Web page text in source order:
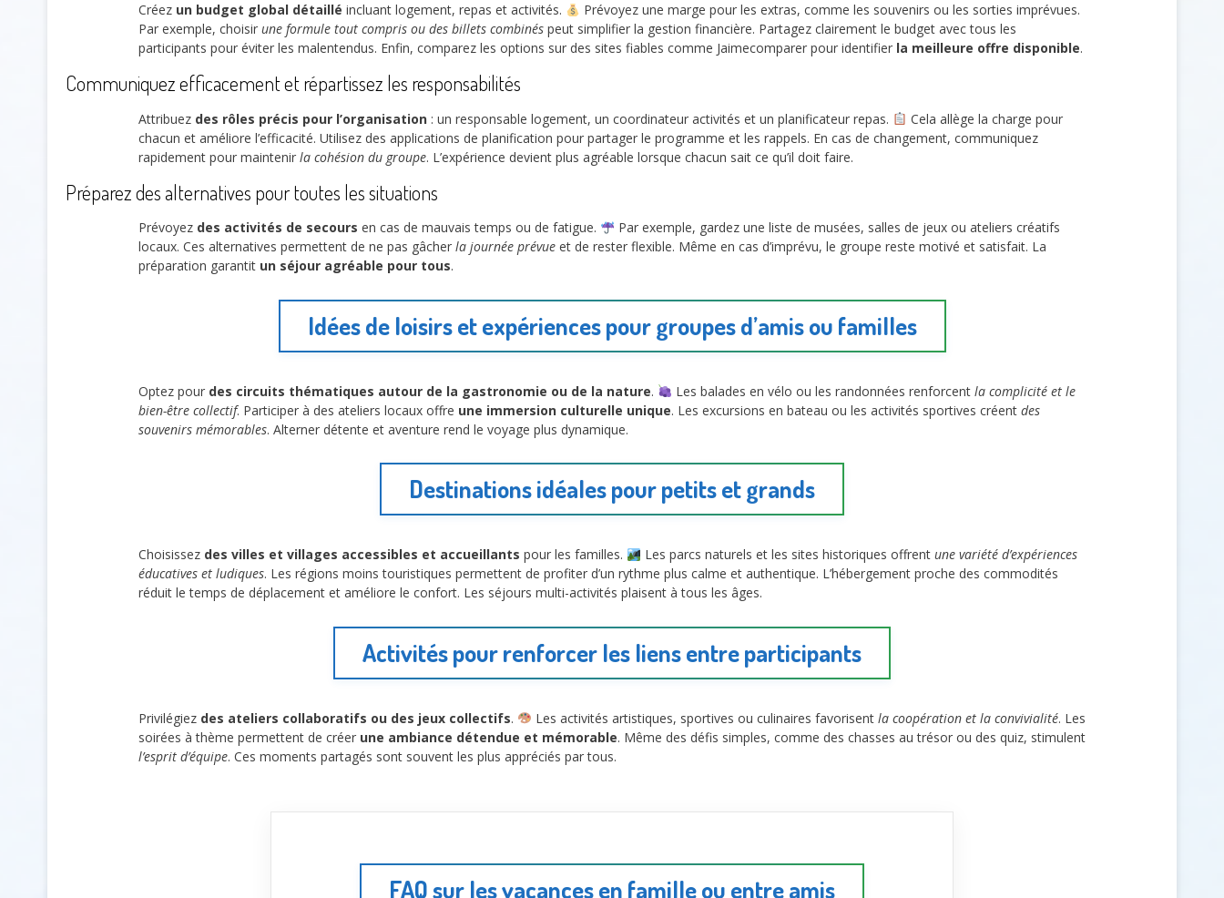
Créez un budget global détaillé incluant logement, repas et activités.
Prévoyez une marge pour les extras, comme les souvenirs ou les sorties imprévues.
Par exemple, choisir une formule tout compris ou des billets combinés peut simplifier la gestion financière. Partagez clairement le budget avec tous les
participants pour éviter les malentendus. Enfin, comparez les options sur des sites fiables comme Jaimecomparer pour identifier la meilleure offre disponible.
Communiquez efficacement et répartissez les responsabilités
Attribuez des rôles précis pour l’organisation : un responsable logement, un coordinateur activités et un planificateur repas.
Cela allège la charge pour
chacun et améliore l’efficacité. Utilisez des applications de planification pour partager le programme et les rappels. En cas de changement, communiquez
rapidement pour maintenir la cohésion du groupe. L’expérience devient plus agréable lorsque chacun sait ce qu’il doit faire.
Préparez des alternatives pour toutes les situations
Prévoyez des activités de secours en cas de mauvais temps ou de fatigue.
Par exemple, gardez une liste de musées, salles de jeux ou ateliers créatifs
locaux. Ces alternatives permettent de ne pas gâcher la journée prévue et de rester flexible. Même en cas d’imprévu, le groupe reste motivé et satisfait. La
préparation garantit un séjour agréable pour tous.
Idées de loisirs et expériences pour groupes d’amis ou familles
Optez pour des circuits thématiques autour de la gastronomie ou de la nature. Les balades en vélo ou les randonnées renforcent la complicité et le
bien-être collectif. Participer à des ateliers locaux offre une immersion culturelle unique. Les excursions en bateau ou les activités sportives créent des
souvenirs mémorables. Alterner détente et aventure rend le voyage plus dynamique.
Destinations idéales pour petits et grands
Choisissez des villes et villages accessibles et accueillants pour les familles. Les parcs naturels et les sites historiques offrent une variété d’expériences
éducatives et ludiques. Les régions moins touristiques permettent de profiter d’un rythme plus calme et authentique. L’hébergement proche des commodités
réduit le temps de déplacement et améliore le confort. Les séjours multi-activités plaisent à tous les âges.
Activités pour renforcer les liens entre participants
Privilégiez des ateliers collaboratifs ou des jeux collectifs. Les activités artistiques, sportives ou culinaires favorisent la coopération et la convivialité. Les
soirées à thème permettent de créer une ambiance détendue et mémorable. Même des défis simples, comme des chasses au trésor ou des quiz, stimulent
l’esprit d’équipe. Ces moments partagés sont souvent les plus appréciés par tous.
FAQ sur les vacances en famille ou entre amis